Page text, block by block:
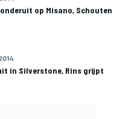
op Misano, Schouten
in Silverstone, Rins grijpt